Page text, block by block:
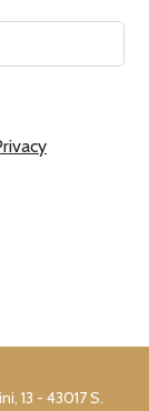
13 - 43017 S.